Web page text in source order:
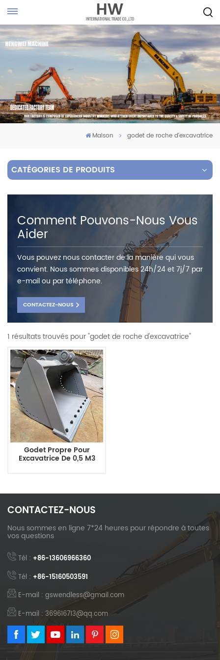
Maison godet de roche d'excavatrice
CATÉGORIES DE PRODUITS
Comment Pouvons-Nous Vous
Aider
Vous pouvez nous contacter de la manière qui vous
convient. Nous sommes disponibles 24h/24 et 7j/7 par
e-mail ou par téléphone.
CONTACTEZ-NOUS
1 résultats trouvés pour "godet de roche d'excavatrice"
Godet Propre Pour
Excavatrice De 0,5 M3
Niveler Le Terrain
CONTACTEZ-NOUS
Nous sommes en ligne 7*24 heures pour répondre à toutes
vos questions
Tél : +86-13606966360
Tél : +86-15160503591
E-mail : gswendless@gmail.com
E-mail : 369616713@qq.com